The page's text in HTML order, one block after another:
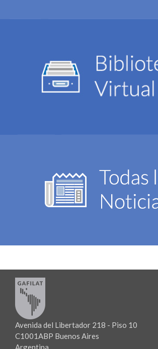
Avenida del Libertador 218 - Piso 10
C1001ABP Buenos Aires
Argentina